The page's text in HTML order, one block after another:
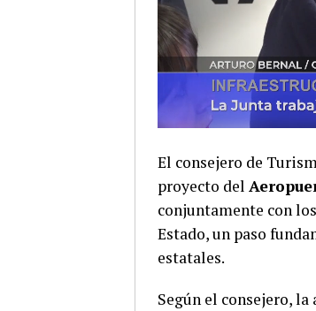
El consejero de
proyecto del
conjuntamente con
Estado, un paso
estatales.
Según el consejero,